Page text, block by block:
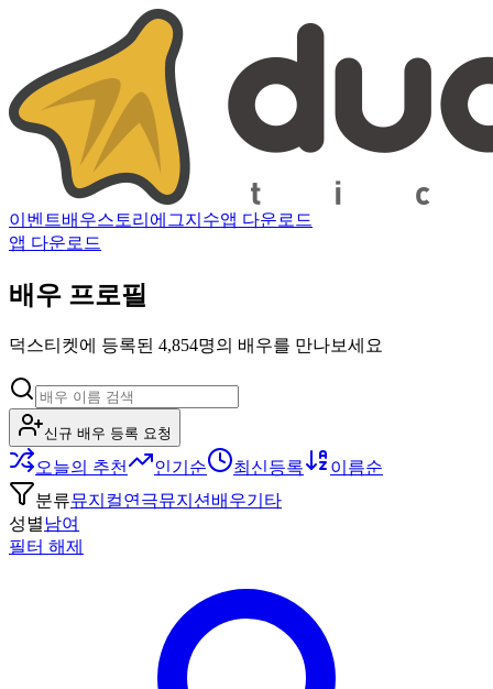
이벤트배우스토리 에그지수앱 다운로드
앱 다운로드
배우 프로필
덕스티켓에 등록된 4,854명의 배우를 만나보세요
신규 배우 등록 요청
오늘의 추천 인기순 최신등록
이름순
분류뮤지컬연극뮤지션 배우기타
성별남여
필터 해제